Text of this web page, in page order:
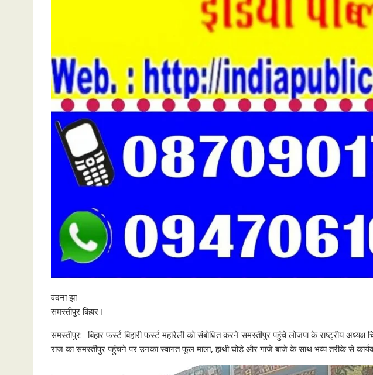
वंदना झा
समस्तीपुर बिहार।
समस्तीपुर:- बिहार फर्स्ट बिहारी फर्स्ट महारैली को संबोधित करने समस्तीपुर पहुंचे लोजपा के राष्ट्रीय
राज का समस्तीपुर पहुंचने पर उनका स्वागत फूल माला, हाथी घोड़े और गाजे बाजे के साथ भव्य तरीके से